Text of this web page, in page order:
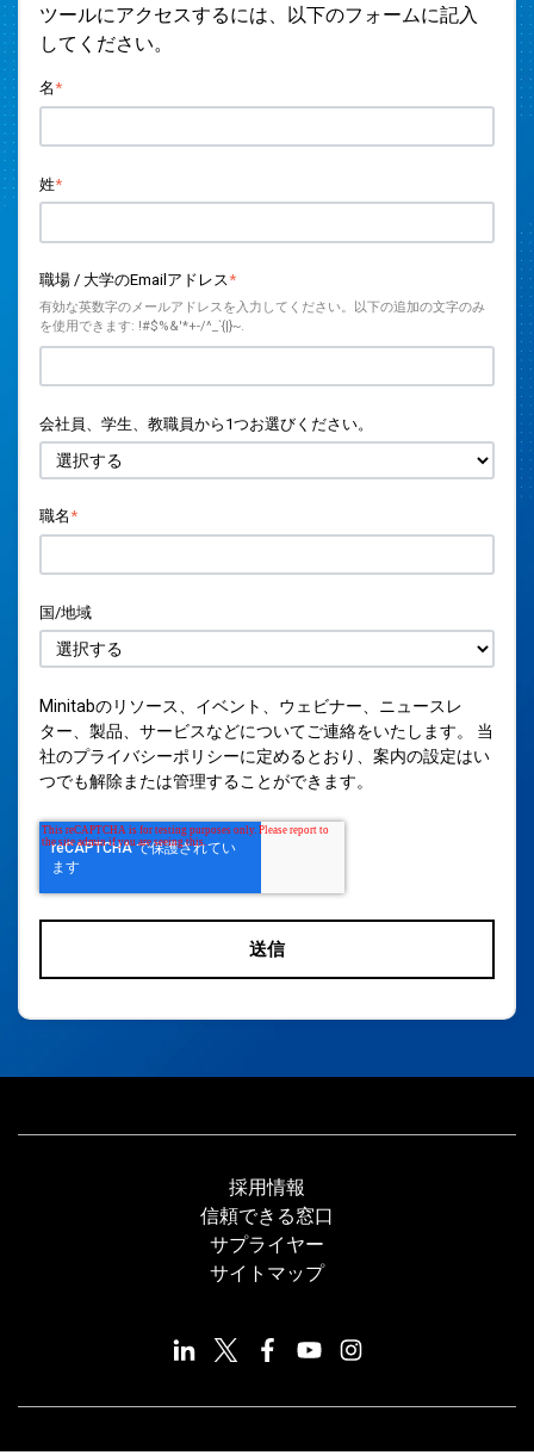
ツールにアクセスするには、以下のフォームに記入
してください。
名*
姓*
職場 / 大学のEmailアドレス*
有効な英数字のメールアドレスを入力してください。以下の追加の文字のみ
を使用できます: !#$%&'*+-/^_`{|}~.
会社員、学生、教職員から1つお選びください。
職名*
国/地域
Minitabのリソース、イベント、ウェビナー、ニュースレ
ター、製品、サービスなどについてご連絡をいたします。 当
社のプライバシーポリシーに定めるとおり、案内の設定はい
つでも解除または管理することができます。
採用情報
信頼できる窓口
サプライヤー
サイトマップ